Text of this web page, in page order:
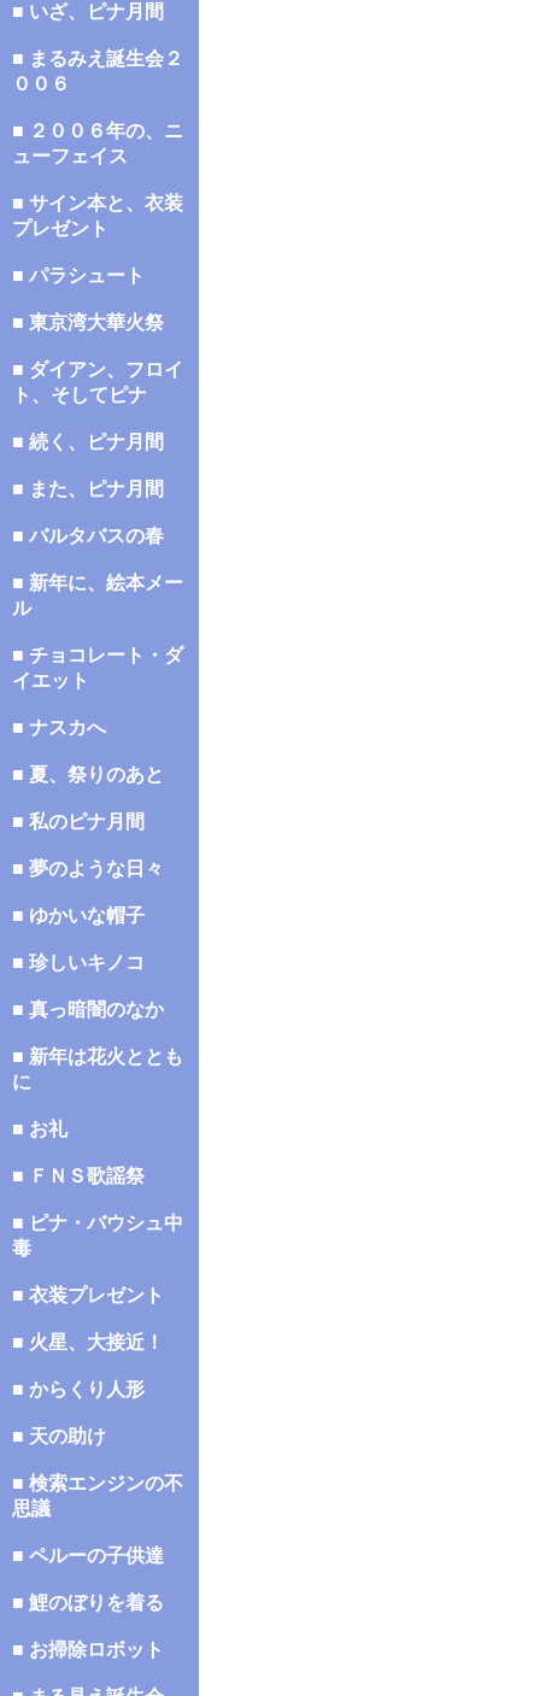
■ いざ、ピナ月間
■ まるみえ誕生会２
００６
■ ２００６年の、ニ
ューフェイス
■ サイン本と、衣装
プレゼント
■ パラシュート
■ 東京湾大華火祭
■ ダイアン、フロイ
ト、そしてピナ
■ 続く、ピナ月間
■ また、ピナ月間
■ バルタバスの春
■ 新年に、絵本メー
ル
■ チョコレート・ダ
イエット
■ ナスカへ
■ 夏、祭りのあと
■ 私のピナ月間
■ 夢のような日々
■ ゆかいな帽子
■ 珍しいキノコ
■ 真っ暗闇のなか
■ 新年は花火ととも
に
■ お礼
■ ＦＮＳ歌謡祭
■ ピナ・バウシュ中
毒
■ 衣装プレゼント
■ 火星、大接近！
■ からくり人形
■ 天の助け
■ 検索エンジンの不
思議
■ ペルーの子供達
■ 鯉のぼりを着る
■ お掃除ロボット